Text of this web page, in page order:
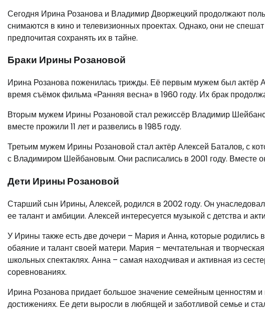
Сегодня Ирина Розанова и Владимир Дворжецкий продолжают
снимаются в кино и телевизионных проектах. Однако, они не
предпочитая сохранять их в тайне.
Браки Ирины Розановой
Ирина Розанова поженилась трижды. Её первым мужем был актёр
время съёмок фильма «Ранняя весна» в 1960 году. Их брак
Вторым мужем Ирины Розановой стал режиссёр Владимир
вместе прожили 11 лет и развелись в 1985 году.
Третьим мужем Ирины Розановой стал актёр Алексей Баталов, с
с Владимиром Шейбановым. Они расписались в 2001 году. Вместе
Дети Ирины Розановой
Старший сын Ирины, Алексей, родился в 2002 году. Он
ее талант и амбиции. Алексей интересуется музыкой с детства и
У Ирины также есть две дочери – Мария и Анна, которые родились
обаяние и талант своей матери. Мария – мечтательная и
школьных спектаклях. Анна – самая находчивая и активная из
соревнованиях.
Ирина Розанова придает большое значение семейным ценностям и
достижениях. Ее дети выросли в любящей и заботливой семье и